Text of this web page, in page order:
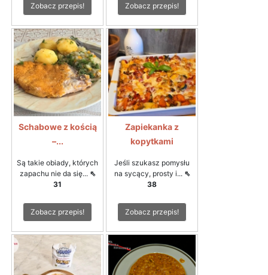
Zobacz przepis! Zobacz przepis!
Schabowe z kością
–...
Są takie obiady, których
zapachu nie da się... ⇖
31
Zobacz przepis!
Zapiekanka z
kopytkami
Jeśli szukasz pomysłu
na sycący, prosty i... ⇖
38
Zobacz przepis!